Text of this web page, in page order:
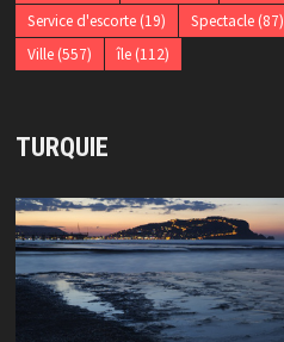
Service d'escorte(19) Spectacle(87)
Ville(557) île(112)
TURQUIE